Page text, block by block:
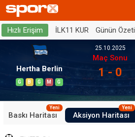
Hızlı Erişim İLK11 KUR Günün Özeti
Hertha Berlin
G B G M G
25.10.2025
Maç Sonu
1 - 0
Baskı Haritası
Yeni
Aksiyon Haritası
Yeni